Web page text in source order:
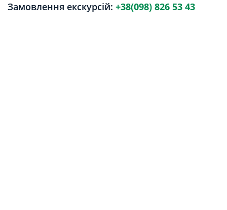
Замовлення екскурсій: +38(098) 826 53 43